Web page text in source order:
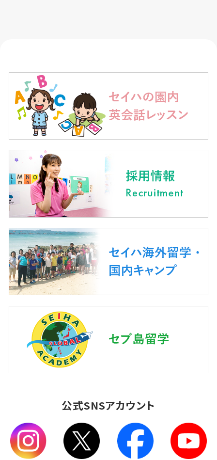
公式SNSアカウント